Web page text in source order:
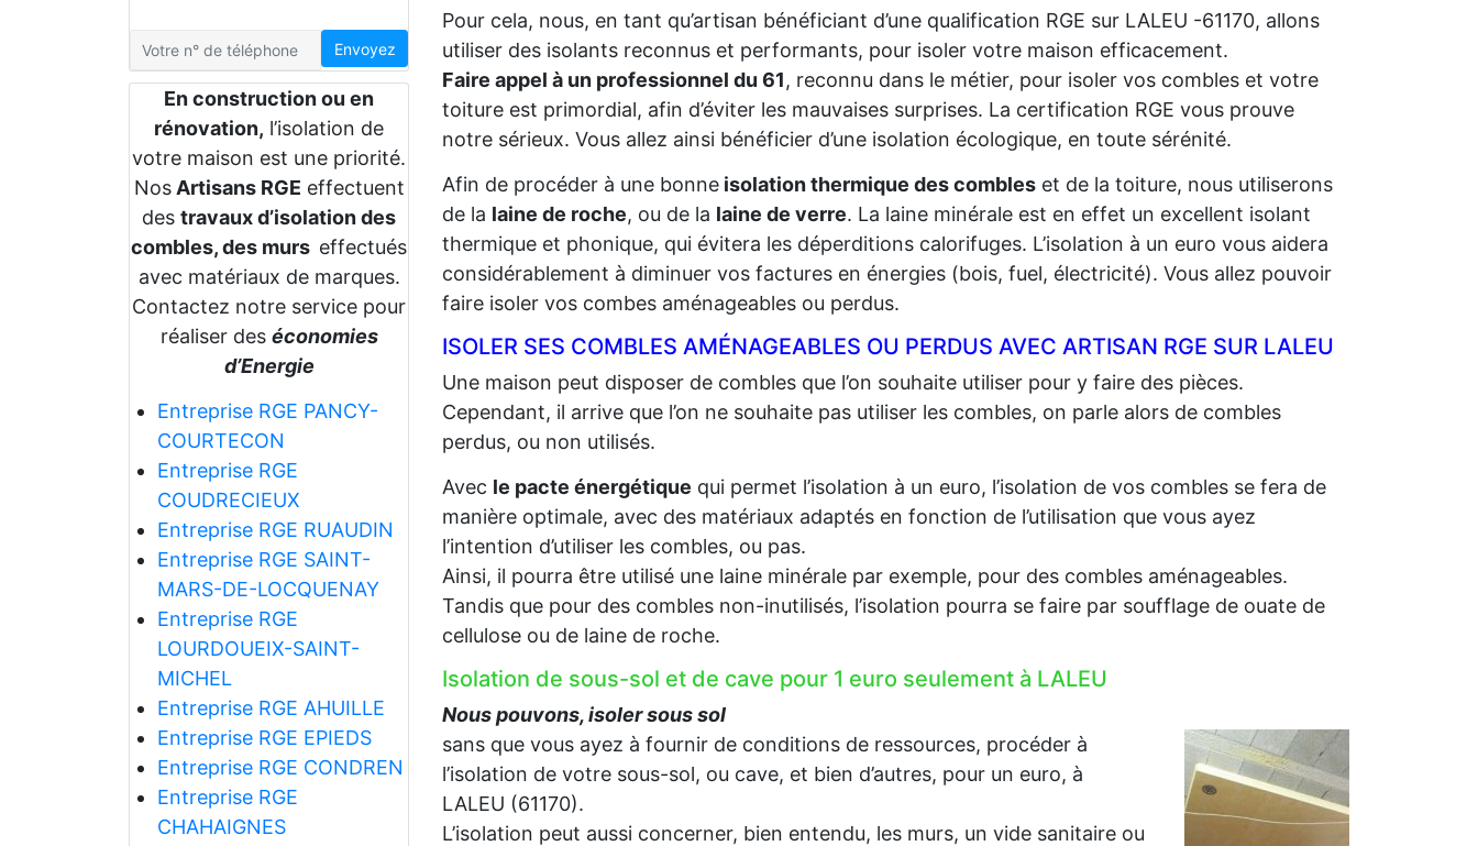
Envoyez
En construction ou en
rénovation, l’isolation de
votre maison est une priorité.
NosArtisans RGE effectuent
des travaux d’isolation des
combles, des murs effectués
avec matériaux de marques.
Contactez notre service pour
réaliser des économies
d’Energie
Entreprise RGE PANCY-
COURTECON
Entreprise RGE
COUDRECIEUX
Entreprise RGE RUAUDIN
Entreprise RGE SAINT-
MARS-DE-LOCQUENAY
Entreprise RGE
LOURDOUEIX-SAINT-
MICHEL
Entreprise RGE AHUILLE
Entreprise RGE EPIEDS
Entreprise RGE CONDREN
Entreprise RGE
CHAHAIGNES
Pour cela, nous, en tant qu’artisan bénéficiant d’une qualification RGE sur LALEU -61170, allons
utiliser des isolants reconnus et performants, pour isoler votre maison efficacement.
Faire appel à un professionnel du 61, reconnu dans le métier, pour isoler vos combles et votre
toiture est primordial, afin d’éviter les mauvaises surprises. La certification RGE vous prouve
notre sérieux. Vous allez ainsi bénéficier d’une isolation écologique, en toute sérénité.
Afin de procéder à une bonne isolation thermique des combles et de la toiture, nous utiliserons
de la laine de roche, ou de la laine de verre. La laine minérale est en effet un excellent isolant
thermique et phonique, qui évitera les déperditions calorifuges. L’isolation à un euro vous aidera
considérablement à diminuer vos factures en énergies (bois, fuel, électricité). Vous allez pouvoir
faire isoler vos combes aménageables ou perdus.
ISOLER SES COMBLES AMÉNAGEABLES OU PERDUS AVEC ARTISAN RGE SUR LALEU
Une maison peut disposer de combles que l’on souhaite utiliser pour y faire des pièces.
Cependant, il arrive que l’on ne souhaite pas utiliser les combles, on parle alors de combles
perdus, ou non utilisés.
Avec le pacte énergétique qui permet l’isolation à un euro, l’isolation de vos combles se fera de
manière optimale, avec des matériaux adaptés en fonction de l’utilisation que vous ayez
l’intention d’utiliser les combles, ou pas.
Ainsi, il pourra être utilisé une laine minérale par exemple, pour des combles aménageables.
Tandis que pour des combles non-inutilisés, l’isolation pourra se faire par soufflage de ouate de
cellulose ou de laine de roche.
Isolation de sous-sol et de cave pour 1 euro seulement à LALEU
Nous pouvons, isoler sous sol
sans que vous ayez à fournir de conditions de ressources, procéder à
l’isolation de votre sous-sol, ou cave, et bien d’autres, pour un euro, à
LALEU (61170).
L’isolation peut aussi concerner, bien entendu, les murs, un vide sanitaire ou